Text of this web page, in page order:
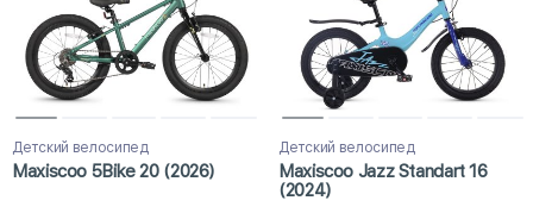
Детский велосипед
Maxiscoo 5Bike 20 (2026)
Детский велосипед
Maxiscoo Jazz Standart 16
(2024)